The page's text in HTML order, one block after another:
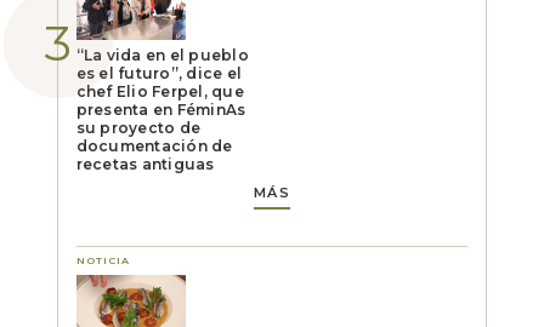
“La vida en el pueblo
es el futuro”, dice el
chef Elio Ferpel, que
presenta en FéminAs
su proyecto de
documentación de
recetas antiguas
MÁS
NOTICIA